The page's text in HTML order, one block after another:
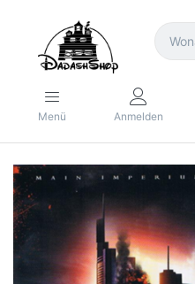
Menü Anmelden